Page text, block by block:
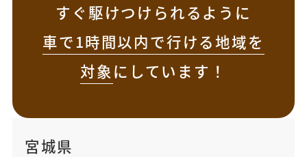
すぐ駆けつけられるように
車で1時間以内で行ける地域を
対象にしています！
宮城県